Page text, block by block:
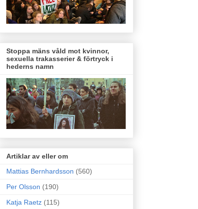
Stoppa mäns våld mot kvinnor,
sexuella trakasserier & förtryck i
hederns namn
Artiklar av eller om
Mattias Bernhardsson (560)
Per Olsson (190)
Katja Raetz (115)